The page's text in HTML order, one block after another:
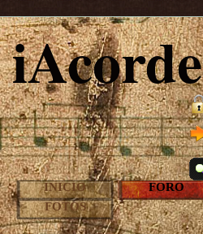
iAcorde
INICIO FORO
FOTOS